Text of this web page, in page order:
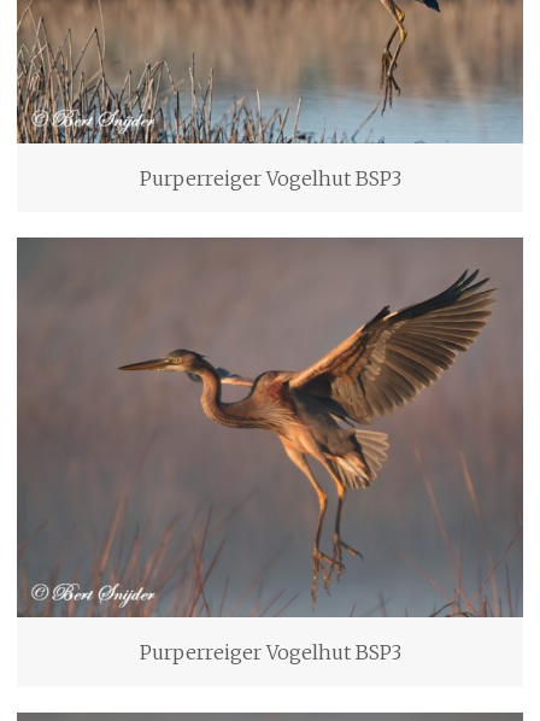
Purperreiger Vogelhut BSP3
Purperreiger Vogelhut BSP3